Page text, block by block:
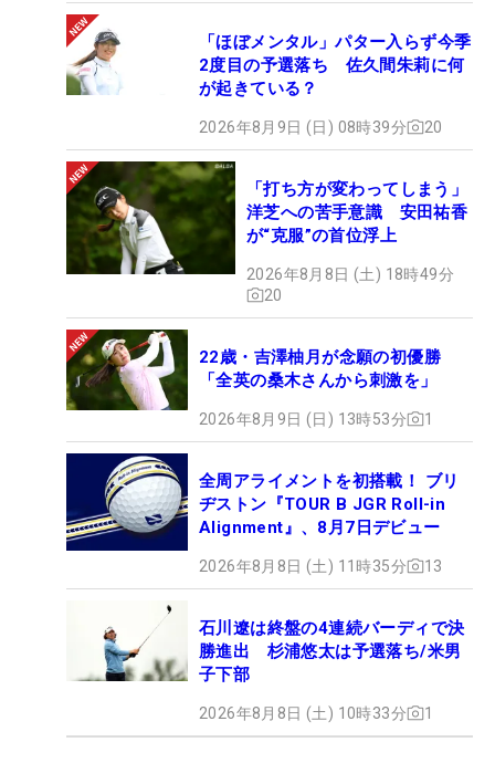
「ほぼメンタル」パター入らず今季
2度目の予選落ち 佐久間朱莉に何
が起きている？
2026年8月9日 (日) 08時39分 20
「打ち方が変わってしまう」
洋芝への苦手意識 安田祐香
が“克服”の首位浮上
2026年8月8日 (土) 18時49分
20
22歳・吉澤柚月が念願の初優勝
「全英の桑木さんから刺激を」
2026年8月9日 (日) 13時53分 1
全周アライメントを初搭載！ ブリ
ヂストン『TOUR B JGR Roll-in
Alignment』、8月7日デビュー
2026年8月8日 (土) 11時35分 13
石川遼は終盤の4連続バーディで決
勝進出 杉浦悠太は予選落ち/米男
子下部
2026年8月8日 (土) 10時33分 1